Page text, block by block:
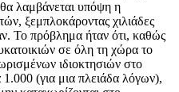
λαμβάνεται υπόψη η
ξεμπλοκάροντας χιλιάδες
Το πρόβλημα ήταν ότι, καθώς
σε όλη τη χώρα το
ιδιοκτησιών στο
(για μια πλειάδα λόγων),